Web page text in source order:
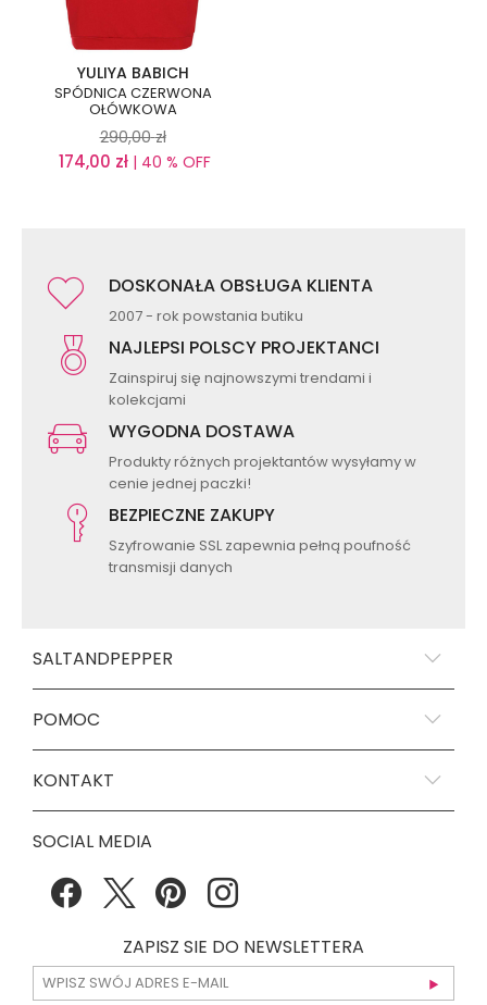
YULIYA BABICH
SPÓDNICA CZERWONA
OŁÓWKOWA
290,00 zł
174,00 zł| 40 % OFF
DOSKONAŁA OBSŁUGA KLIENTA
2007 - rok powstania butiku
NAJLEPSI POLSCY PROJEKTANCI
Zainspiruj się najnowszymi trendami i
kolekcjami
WYGODNA DOSTAWA
Produkty różnych projektantów wysyłamy w
cenie jednej paczki!
BEZPIECZNE ZAKUPY
Szyfrowanie SSL zapewnia pełną poufność
transmisji danych
SALTANDPEPPER
POMOC
KONTAKT
SOCIAL MEDIA
ZAPISZ SIE DO NEWSLETTERA